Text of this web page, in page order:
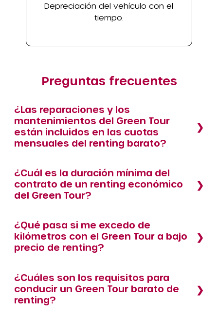
Depreciación del vehículo con el
tiempo.
Preguntas frecuentes
¿Las reparaciones y los
mantenimientos del Green Tour
están incluidos en las cuotas
mensuales del renting barato?
¿Cuál es la duración mínima del
contrato de un renting económico
del Green Tour?
¿Qué pasa si me excedo de
kilómetros con el Green Tour a bajo
precio de renting?
¿Cuáles son los requisitos para
conducir un Green Tour barato de
renting?